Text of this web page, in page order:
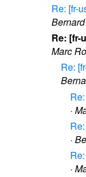
Re: [fr-
Re: [fr-
Marc
Re:
·
·
·